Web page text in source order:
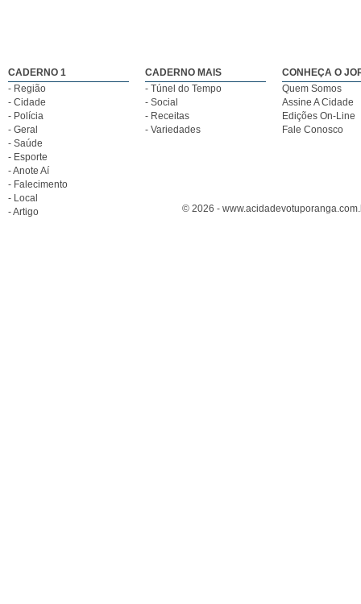
CADERNO 1
- Região
- Cidade
- Polícia
- Geral
- Saúde
- Esporte
- Anote Aí
- Falecimento
- Local
- Artigo
CADERNO MAIS
- Túnel do Tempo
- Social
- Receitas
- Variedades
CONHEÇA O
Quem Somos
Assine A Cidade
Edições On-Line
Fale Conosco
© 2026 -